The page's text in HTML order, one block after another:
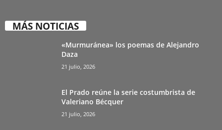
MÁS NOTICIAS
«Murmuránea» los poemas de Alejandro
Daza
21 julio, 2026
El Prado reúne la serie costumbrista de
Valeriano Bécquer
21 julio, 2026